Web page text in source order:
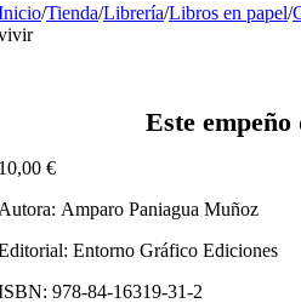
/Tienda/Librería/Libros en papel/
Este
€
Amparo Paniagua Muñoz
Entorno Gráfico Ediciones
978-84-16319-31-2